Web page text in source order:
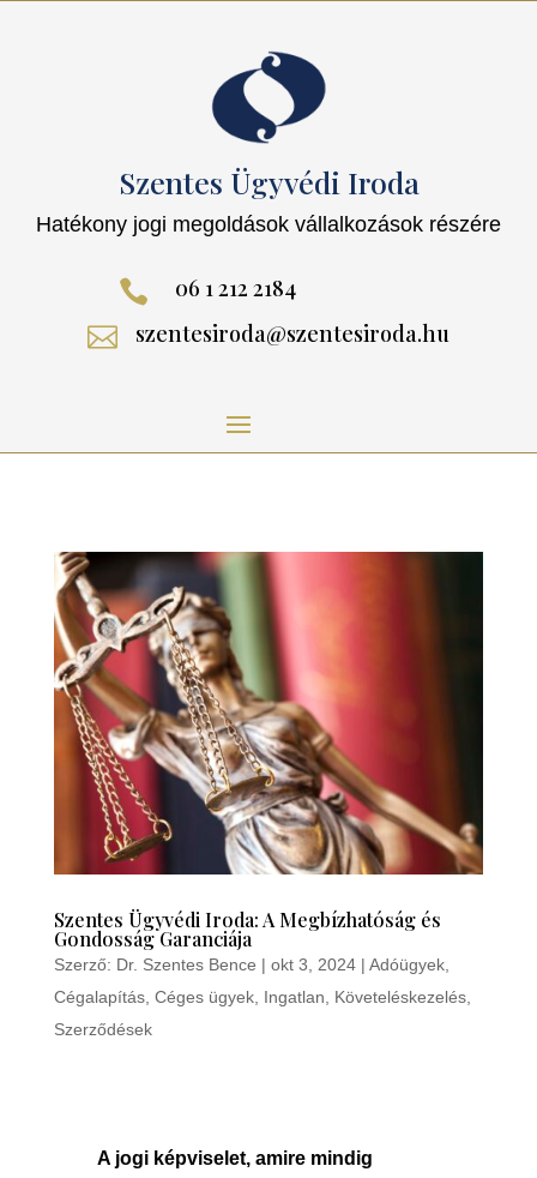
Szentes Ügyvédi Iroda
Hatékony jogi megoldások vállalkozások részére
 06 1 212 2184
 szentesiroda@szentesiroda.hu
Szentes Ügyvédi Iroda: A Megbízhatóság és
Gondosság Garanciája
Szerző: Dr. Szentes Bence | okt 3, 2024| Adóügyek,
Cégalapítás, Céges ügyek, Ingatlan Követeléskezelés,
Szerződések
A jogi képviselet, amire mindig